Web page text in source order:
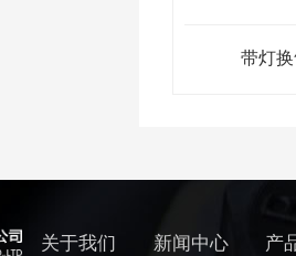
带灯
关于我们 新闻中心 产